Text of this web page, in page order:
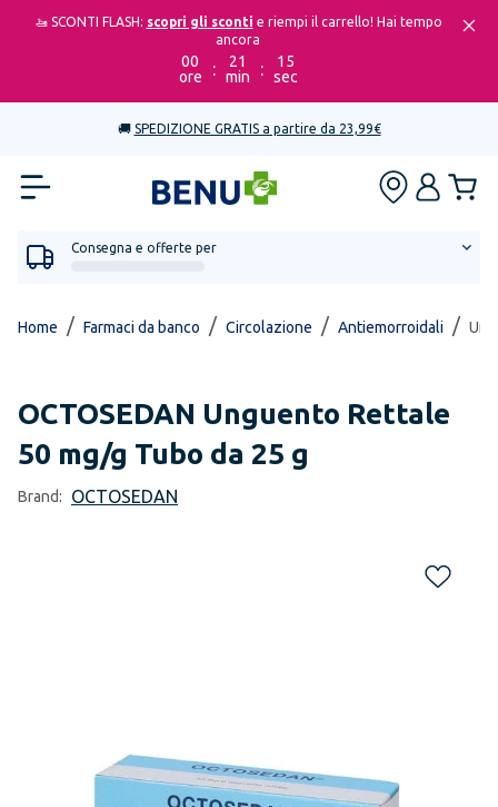
🚤 SCONTI FLASH: scopri gli sconti e riempi il carrello! Hai tempo
ancora
00
ore
:
21
min
:
15
sec
🚚 SPEDIZIONE GRATIS a partire da 23,99€
Consegna e offerte per
Home / Farmaci da banco / Circolazione / Antiemorroidali /
OCTOSEDAN Unguento Rettale
50 mg/g Tubo da 25 g
Brand: OCTOSEDAN